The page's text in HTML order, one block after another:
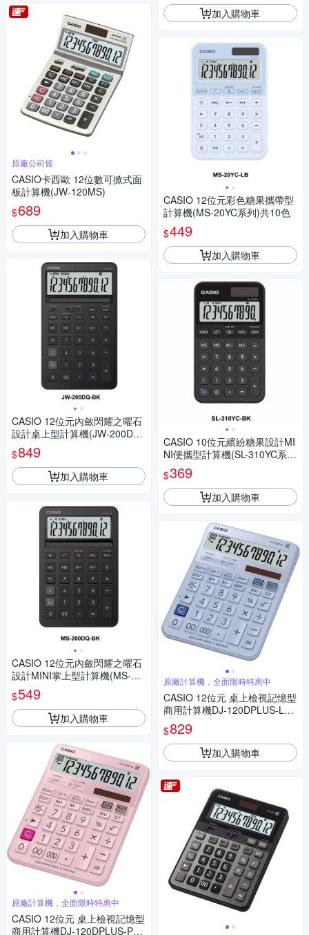
原廠公司貨
CASIO卡西歐 12位數可掀式面
板計算機(JW-120MS)
$689
加入購物車
CASIO 12位元內斂閃耀之曜石
設計桌上型計算機(JW-200DQ
系列)共五色
$849
加入購物車
CASIO 12位元內斂閃耀之曜石
設計MINI掌上型計算機(MS-20
0DQ系列)共五色
$549
加入購物車
原廠計算機，全面限時特惠中
CASIO 12位元 桌上檢視記憶型
商用計算機DJ-120DPLUS-PK
加入購物車
CASIO 12位元彩色糖果攜帶型
計算機(MS-20YC系列)共10色
$449
加入購物車
CASIO 10位元繽紛糖果設計MI
NI便攜型計算機(SL-310YC系
列)共五色
$369
加入購物車
原廠計算機，全面限時特惠中
CASIO 12位元 桌上檢視記憶型
商用計算機DJ-120DPLUS-LB
(藍色)
$829
加入購物車